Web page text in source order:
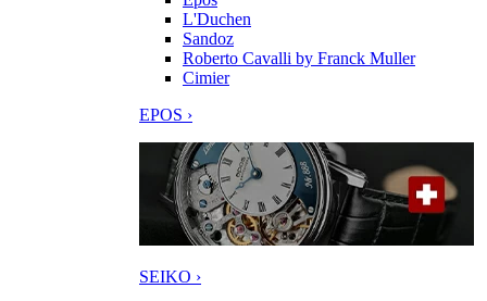
L'Duchen
Sandoz
Roberto Cavalli by Franck Muller
Cimier
EPOS ›
SEIKO ›